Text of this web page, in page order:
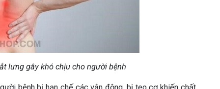
lưng gây khó chịu cho người bệnh